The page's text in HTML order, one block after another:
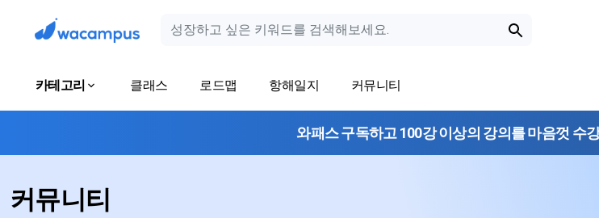
카테고리 클래스 로드맵 항해일지 커뮤니티
와패스 구독하고 100강 이상의 강의를 마음껏 수
커뮤니티